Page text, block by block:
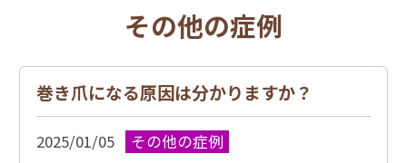
その他の症例
巻き爪になる原因は分かりますか？
2025/01/05 その他の症例